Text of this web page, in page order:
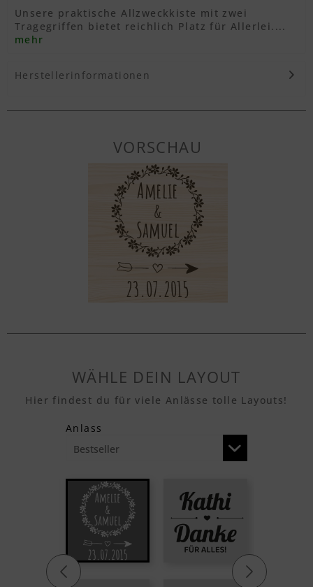
Unsere praktische Allzweckkiste mit zwei
Tragegriffen bietet reichlich Platz für Allerlei....
mehr
Herstellerinformationen
VORSCHAU
WÄHLE DEIN LAYOUT
Hier findest du für viele Anlässe tolle Layouts!
Anlass